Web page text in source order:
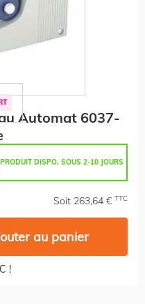
Automat 6037-
PRODUIT DISPO. SOUS 2-10 JOURS
Soit 263,64 € TTC
au panier
!